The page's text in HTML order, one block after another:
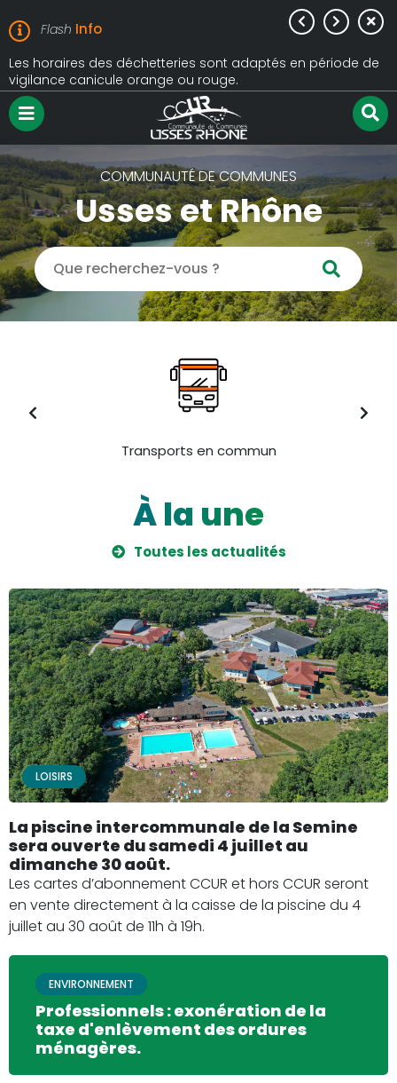
Aller à la recherche
Précédent
Suivant
Flash Info
Les horaires des déchetteries sont adaptés en période de
vigilance canicule orange ou rouge.
Menu
le
COMMUNAUTÉ DE COMMUNES
Usses et Rhône
Rechercher
sur
le
site
Valider
Transports en commun
À la une
Toutes les actualités
LOISIRS
La piscine intercommunale de la Semine
sera ouverte du samedi 4 juillet au
dimanche 30 août.
Les cartes d’abonnement CCUR et hors CCUR seront
en vente directement à la caisse de la piscine du 4
juillet au 30 août de 11h à 19h.
ENVIRONNEMENT
Professionnels : exonération de la
taxe d'enlèvement des ordures
ménagères.